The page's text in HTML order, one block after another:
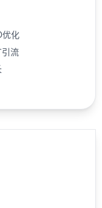
优化
流